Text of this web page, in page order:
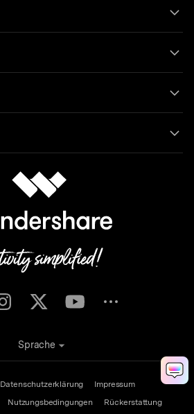
Datenschutzerklärung
Impressum
Nutzungsbedingungen Rückerstattung
Sprache